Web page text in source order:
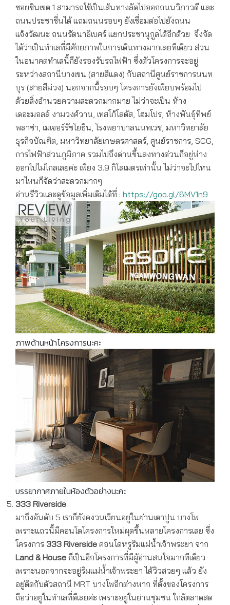
ซอยชินเขต 1 สามารถใช้เป็นเส้นทางลัดไปออกถนนวิภาวดี และ
ถนนประชาชื่นได้ แถมถนนรอบๆ ยังเชื่อมต่อไปยังถนน
แจ้งวัฒนะ ถนนรัตนาธิเบศร์ แยกประชานุกูลได้อีกด้วย จึงจัด
ได้ว่าเป็นทำเลที่มีศักยภาพในการเดินทางมากเลยทีเดียว ส่วน
ในอนาคตทำเลนี้ก็ยังรองรับรถไฟฟ้า ซึ่งตัวโครงการจะอยู่
ระหว่างสถานีบางเขน (สายสีแดง) กับสถานีศูนย์ราชการนนท
บุร (สายสีม่วง) นอกจากนี้รอบๆ โครงการยังเพียบพร้อมไป
ด้วยสิ่งอำนวยความสะดวกมากมาย ไม่ว่าจะเป็น ห้าง
เดอะมอลล์ งามวงศ์วาน, เทสโก้โลตัส, โฮมโปร, ห้างพันธุ์ทิพย์
พลาซ่า, เมเจอร์รัชโยธิน, โรงพยาบาลนนทเวช, มหาวิทยาลัย
ธุรกิจบัณฑิต, มหาวิทยาลัยเกษตรศาสตร์, ศูนย์ราชการ, SCG,
การไฟฟ้าส่วนภูมิภาค รวมไปถึงด่านขึ้นลงทางด่วนก็อยู่ห่าง
ออกไปไม่ไกลเลยค่ะ เพียง 3.9 กิโลเมตรเท่านั้น ไม่ว่าจะไปไหน
มาไหนก็จัดว่าสะดวกมากๆ
อ่านรีวิวและดูข้อมูลเพิ่มเติมได้ที่ : https://goo.gl/6MV1n9
ภาพด้านหน้าโครงการนะคะ
บรรยากาศภายในห้องตัวอย่างนะคะ
333 Riverside
มาถึงอันดับ 5 เราก็ยังคงวนเวียนอยู่ในย่านเตาปูน บางโพ
เพราะแถวนี้มีคอนโดโครงการใหม่ผุดขึ้นหลายโครงการเลย ซึ่ง
โครงการ 333 Riverside คอนโดหรูริมแม่น้ำเจ้าพระยา จาก
Land & House ก็เป็นอีกโครงการที่มีผู้อ่านสนใจมากทีเดียว
เพราะนอกจากจะอยู่ริมแม่น้ำเจ้าพระยา ได้วิวสวยๆ แล้ว ยัง
อยู่ติดกับตัวสถานี MRT บางโพอีกต่างหาก ที่ตั้งของโครงการ
ถือว่าอยู่ในทำเลที่ดีเลยค่ะ เพราะอยู่ในย่านชุมชน ใกล้ตลาดสด